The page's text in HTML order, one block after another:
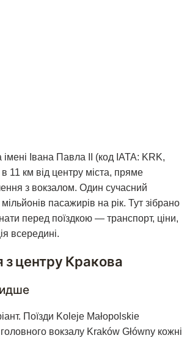
Івана Павла II (код IATA: KRK,
11 км від центру міста, пряме
з вокзалом. Один сучасний
пасажирів на рік. Тут зібрано
перед поїздкою — транспорт, ціни,
всередині.
з центру Кракова
Поїзди Koleje Małopolskie
вокзалу Kraków Główny кожні